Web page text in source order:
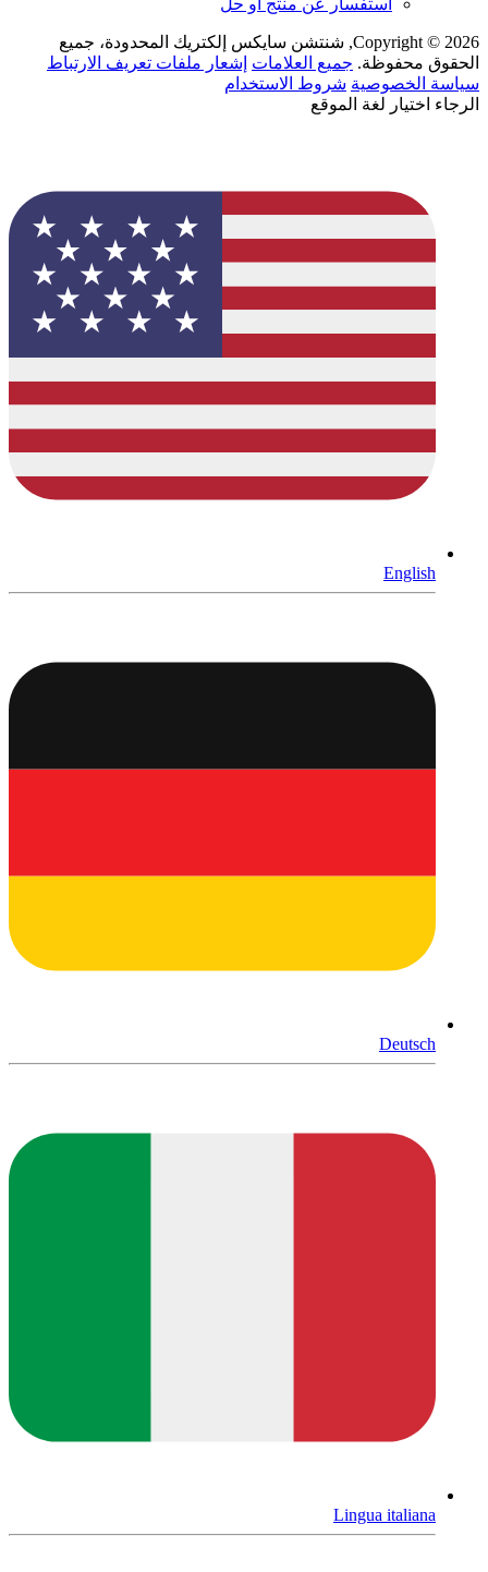
Copyright © 2026, شنتشن سايكس إلكتريك المحدودة، جميع
الحقوق محفوظة. جميع العلامات إشعار ملفات تعريف الارتباط
سياسة الخصوصية شروط الاستخدام
الرجاء اختيار لغة الموقع
English
Deutsch
Lingua italiana